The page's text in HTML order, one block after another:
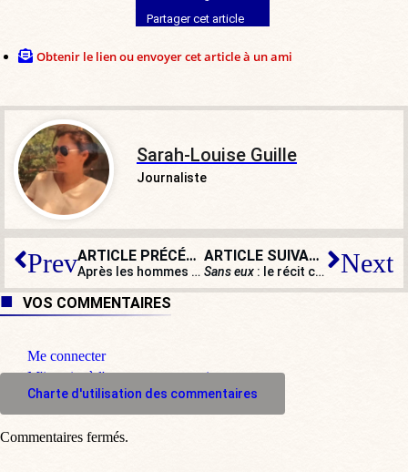
Partager cet article
Obtenir le lien ou envoyer cet article à un ami
Sarah-Louise Guille
Journaliste
Prev ARTICLE PRÉCÉDENT
Après les hommes et les barbecues, Sandrine Rousseau déconstruit les menus
ARTICLE SUIVANT
Sans eux: le récit catastrophiste d’une France sans immigrés Next
VOS COMMENTAIRES
Me connecter
M'inscrire à l'espace commentaire
Charte d'utilisation des commentaires
Commentaires fermés.